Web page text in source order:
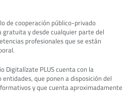
de cooperación público-privado
y desde cualquier parte del
profesionales que se están
Digitalízate PLUS cuenta con la
que ponen a disposición del
y que cuenta aproximadamente